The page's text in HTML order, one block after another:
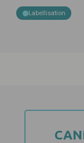
Labellisation